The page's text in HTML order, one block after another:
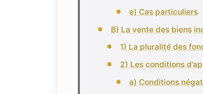
e) Cas particuliers
B) La vente des biens
1) La pluralité des
2) Les conditions
a) Conditions